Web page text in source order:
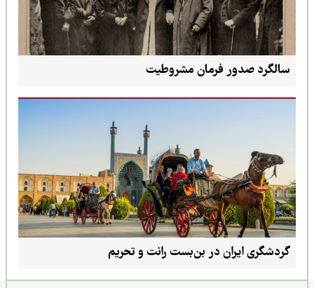
سالگرد صدور فرمان مشروطیت
گردشگری ایران در بن‌بست رانت و تحریم